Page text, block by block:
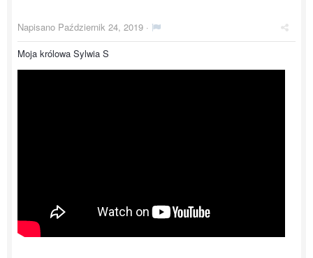
Napisano Październik 24, 2019 ·
Moja królowa Sylwia S